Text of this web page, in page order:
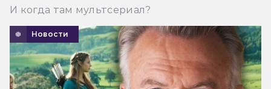
И когда там мультсериал?
Новости